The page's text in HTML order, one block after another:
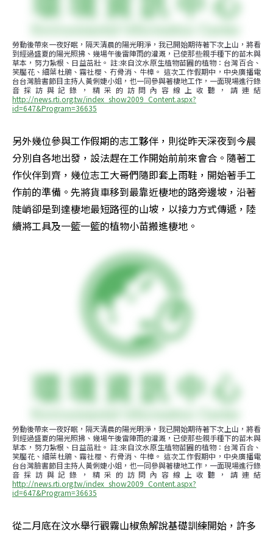
勞動後帶來一夜好眠，隔天清晨的陽光明淨，我已開始期待著下次上山，將看
到經過盛夏的陽光照拂、幾場午後雷陣雨的灌溉，已使那些親手種下的苗木與
草本，努力紮根、日益茁壯。 註:來自汶水原生植物苗圃的植物：台灣百合、
笑靨花、細葉杜鵑、霧社櫻、冇骨消、牛樟。 這次工作假期中，中央廣播電
台台灣臉書節目主持人黃俐婕小姐，也一同參與著棲地工作，一面現場進行錄
音採訪與記錄，精采的訪問內容線上收聽，請連結
http://news.rti.org.tw/index_show2009_Content.aspx?
id=647&Program=36635
另外幾位參與工作假期的志工夥伴，則從昨天深夜到今晨
分別自各地出發，設法趕在工作開始前前來會合。隨著工
作伙伴到齊，幾位志工大哥們隨即套上雨鞋，開始著手工
作前的準備。先將貨車移到最靠近棲地的路旁邊坡，沿著
陡峭卻是到達棲地最短路徑的山坡，以接力方式傳遞，陸
續將工具及一籃一籃的植物小苗搬進棲地。
勞動後帶來一夜好眠，隔天清晨的陽光明淨，我已開始期待著下次上山，將看
到經過盛夏的陽光照拂、幾場午後雷陣雨的灌溉，已使那些親手種下的苗木與
草本，努力紮根、日益茁壯。 註:來自汶水原生植物苗圃的植物：台灣百合、
笑靨花、細葉杜鵑、霧社櫻、冇骨消、牛樟。 這次工作假期中，中央廣播電
台台灣臉書節目主持人黃俐婕小姐，也一同參與著棲地工作，一面現場進行錄
音採訪與記錄，精采的訪問內容線上收聽，請連結
http://news.rti.org.tw/index_show2009_Content.aspx?
id=647&Program=36635
從二月底在汶水舉行觀霧山椒魚解說基礎訓練開始，許多